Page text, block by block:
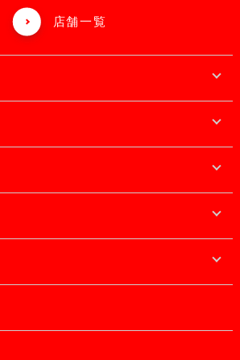
店舗一覧